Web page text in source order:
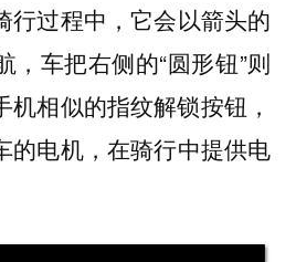
行过程中，它会以箭头的
，车把右侧的“圆形钮”则
机相似的指纹解锁按钮，
的电机，在骑行中提供电